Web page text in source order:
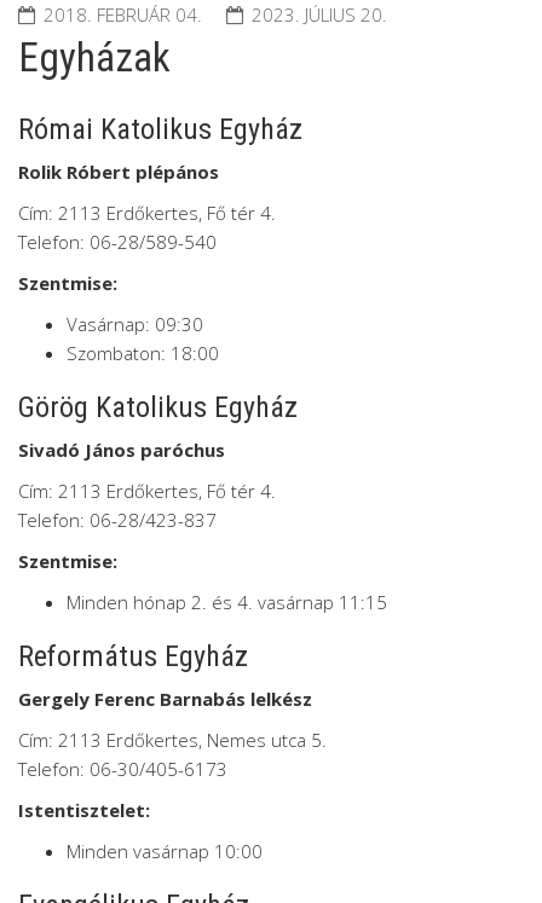
2018. FEBRUÁR 04. 2023. JÚLIUS 20.
Egyházak
Római Katolikus Egyház
Rolik Róbert plépános
Cím: 2113 Erdőkertes, Fő tér 4.
Telefon: 06-28/589-540
Szentmise:
Vasárnap: 09:30
Szombaton: 18:00
Görög Katolikus Egyház
Sivadó János paróchus
Cím: 2113 Erdőkertes, Fő tér 4.
Telefon: 06-28/423-837
Szentmise:
Minden hónap 2. és 4. vasárnap 11:15
Református Egyház
Gergely Ferenc Barnabás lelkész
Cím: 2113 Erdőkertes, Nemes utca 5.
Telefon: 06-30/405-6173
Istentisztelet:
Minden vasárnap 10:00